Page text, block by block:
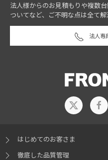
法人様からのお見積もりや複数
ついてなど、ご不明な点は全て解
法人専
はじめてのお客さま
徹底した品質管理